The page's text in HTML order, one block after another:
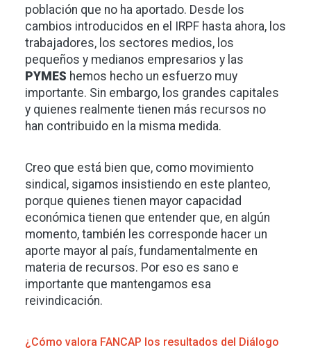
población que no ha aportado. Desde los
cambios introducidos en el IRPF hasta ahora, los
trabajadores, los sectores medios, los
pequeños y medianos empresarios y las
PYMES hemos hecho un esfuerzo muy
importante. Sin embargo, los grandes capitales
y quienes realmente tienen más recursos no
han contribuido en la misma medida.
Creo que está bien que, como movimiento
sindical, sigamos insistiendo en este planteo,
porque quienes tienen mayor capacidad
económica tienen que entender que, en algún
momento, también les corresponde hacer un
aporte mayor al país, fundamentalmente en
materia de recursos. Por eso es sano e
importante que mantengamos esa
reivindicación.
¿Cómo valora FANCAP los resultados del Diálogo